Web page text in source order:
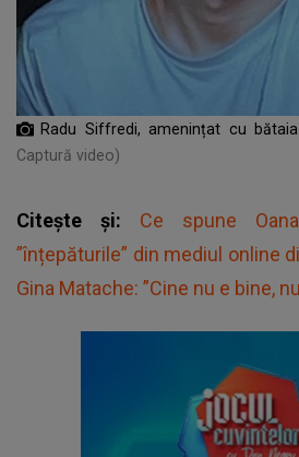
Radu Siffredi, amenințat cu
Captură video)
Citește și: Ce spune
”înțepăturile” din mediul online
Gina Matache: ”Cine nu e bine,